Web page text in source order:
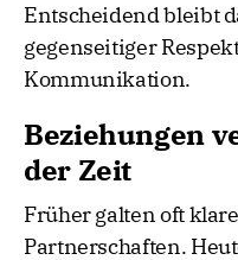
Entscheidend bleibt
gegenseitiger
Kommunikation.
Beziehungen
der Zeit
Früher galten oft
Partnerschaften.